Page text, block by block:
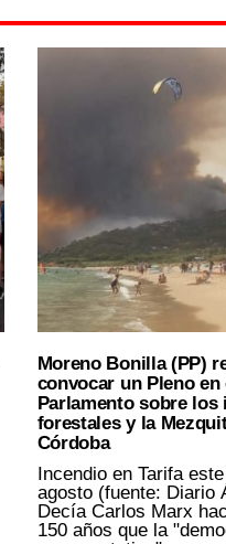
Moreno Bonilla (PP)
convocar un Pleno en
Parlamento sobre los
forestales y la
Córdoba
Incendio en Tarifa
agosto (fuente: Diario
Decía Carlos Marx
150 años que la